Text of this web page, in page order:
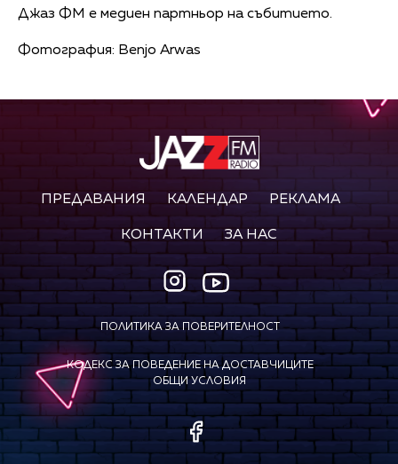
Джаз ФМ е медиен партньор на събитието.
Фотография: Benjo Arwas
ПРЕДАВАНИЯ КАЛЕНДАР РЕКЛАМА
КОНТАКТИ ЗА НАС
ПОЛИТИКА ЗА ПОВЕРИТЕЛНОСТ
КОДЕКС ЗА ПОВЕДЕНИЕ НА ДОСТАВЧИЦИТЕ
ОБЩИ УСЛОВИЯ